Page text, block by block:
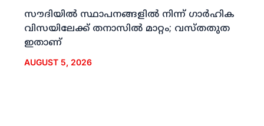
സൗദിയില്‍ സ്ഥാപനങ്ങളില്‍ നിന്ന് ഗാര്‍ഹിക
വിസയിലേക്ക് തനാസില്‍ മാറ്റം; വസ്തതുത
ഇതാണ്
AUGUST 5, 2026